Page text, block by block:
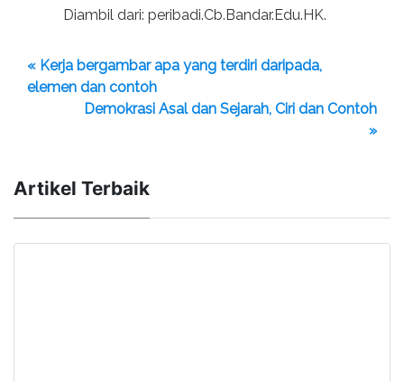
Diambil dari: peribadi.Cb.Bandar.Edu.HK.
« Kerja bergambar apa yang terdiri daripada,
elemen dan contoh
Demokrasi Asal dan Sejarah, Ciri dan Contoh
»
Artikel Terbaik